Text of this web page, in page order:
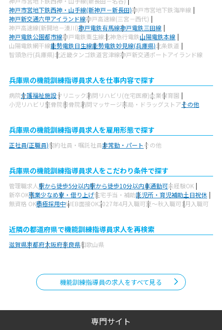
神戸市営地下鉄西神・山手線(新神戸－新長田)神戸市営地下鉄海岸線
神戸新交通六甲アイランド線神戸高速線(三宮－西代)
神戸高速線(新開地－湊川)神戸電鉄有馬線神戸電鉄三田線
神戸電鉄公園都市線神戸電鉄粟生線北神急行電鉄山陽電鉄本線
山陽電鉄網干線能勢電鉄日生線能勢電鉄妙見線(兵庫県)北条鉄道
智頭急行(兵庫県)北近畿タンゴ鉄道宮津線神戸新交通ポートアイランド線
兵庫県の機能訓練指導員求人を仕事内容で探す
病院介護福祉施設クリニック訪問リハビリ(在宅医療)企業保育園
小児リハビリ整骨院接骨院訪問マッサージ薬局・ドラッグストアその他
兵庫県の機能訓練指導員求人を雇用形態で探す
正社員(正職員)契約社員・嘱託社員非常勤・パートその他
兵庫県の機能訓練指導員求人をこだわり条件で探す
管理職求人駅から徒歩5分以内駅から徒歩10分以内車通勤可未経験OK
新卒OK残業少なめ寮・借り上げ住宅手当・補助託児所・育児補助土日祝休
無資格 OK積極採用中WEB面接OK2027年4月入職可夏～秋入職可1月入職可
近隣の都道府県で機能訓練指導員求人を再検索
滋賀県京都府大阪府奈良県和歌山県
機能訓練指導員の求人をすべて見る
専門サイト